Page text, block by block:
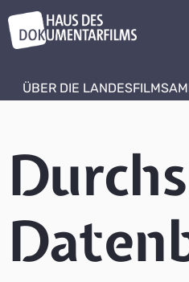
ÜBER DIE